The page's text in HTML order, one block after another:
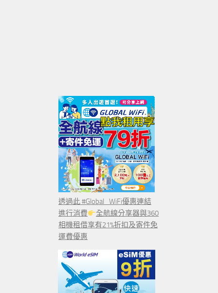
透過此 #Global_WiFi優惠連結
進行消費
全航線分享器與360
相機租借享有21%折扣及寄件免
運費優惠